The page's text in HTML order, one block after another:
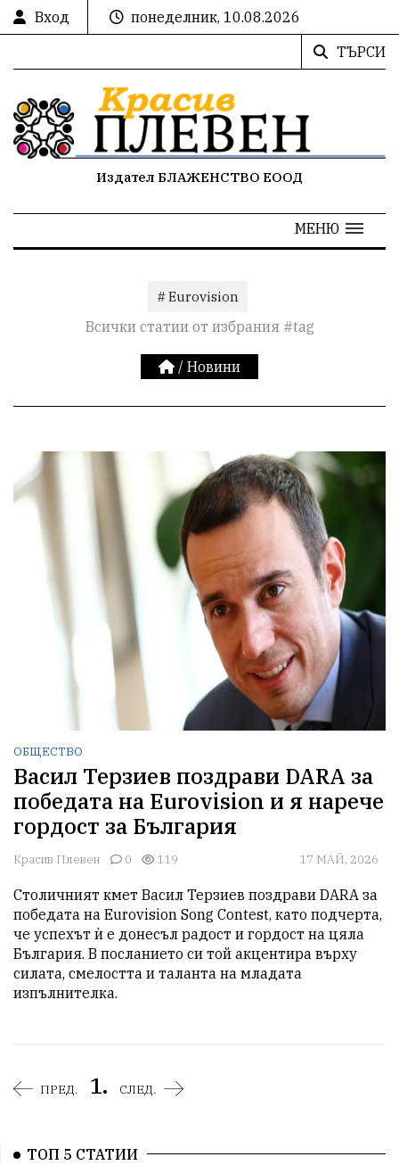
Вход
понеделник, 10.08.2026
ТЪРСИ
Издател БЛАЖЕНСТВО ЕООД
МЕНЮ
# Eurovision
Всички статии от избрания #tag
/ Новини
ОБЩЕСТВО
Васил Терзиев поздрави DARA за
победата на Eurovision и я нарече
гордост за България
Красив Плевен 0 119 17 МАЙ, 2026
Столичният кмет Васил Терзиев поздрави DARA за
победата на Eurovision Song Contest, като подчерта,
че успехът ѝ е донесъл радост и гордост на цяла
България. В посланието си той акцентира върху
силата, смелостта и таланта на младата
изпълнителка.
ПРЕД. 1. СЛЕД.
ТОП 5 СТАТИИ